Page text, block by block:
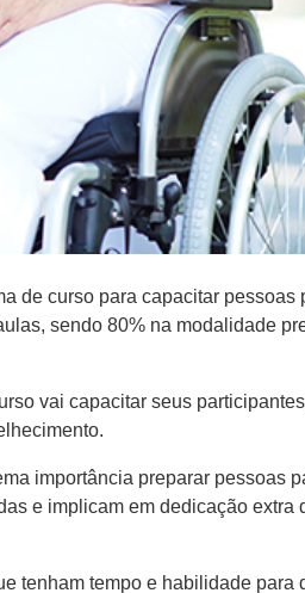
​de curso ​para capacitar
sendo 80% na modalidade
vai capacitar seus
importância preparar pessoas
e implicam em dedicação extra
tenham tempo e habilidade para